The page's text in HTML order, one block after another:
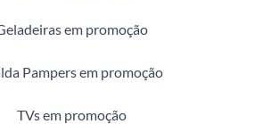
em promoção
Pampers em promoção
TVs em promoção